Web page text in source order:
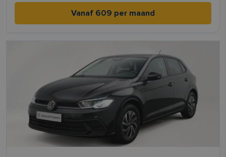
Vanaf 609 per maand